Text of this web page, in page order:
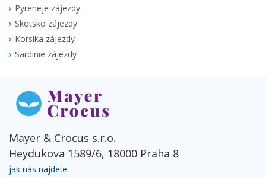
Pyreneje zájezdy
Skotsko zájezdy
Korsika zájezdy
Sardinie zájezdy
Mayer & Crocus s.r.o.
Heydukova 1589/6, 18000 Praha 8
jak nás najdete